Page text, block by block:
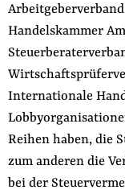
Handelskammer
Internationale
Reihen haben, die
zum anderen die
bei der